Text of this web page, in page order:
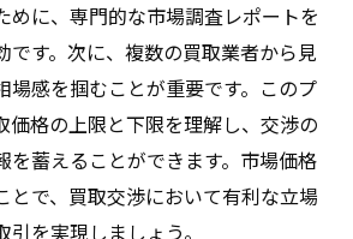
めに、専門的な市場調査レポートを
です。次に、複数の買取業者から見
場感を掴むことが重要です。このプ
価格の上限と下限を理解し、交渉の
を蓄えることができます。市場価格
とで、買取交渉において有利な立場
を実現しましょう。